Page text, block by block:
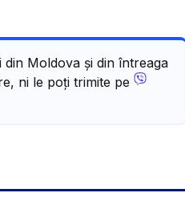
din Moldova și din întreaga
ni le poți trimite pe